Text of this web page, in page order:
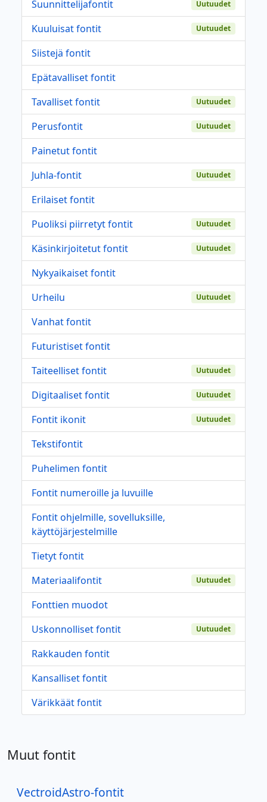
Suunnittelijafontit Uutuudet
Kuuluisat fontit Uutuudet
Siistejä fontit
Epätavalliset fontit
Tavalliset fontit
Uutuudet
Perusfontit Uutuudet
Painetut fontit
Juhla-fontit
Uutuudet
Erilaiset fontit
Puoliksi piirretyt fontit
Uutuudet
Käsinkirjoitetut fontit Uutuudet
Nykyaikaiset fontit
Urheilu
Uutuudet
Vanhat fontit
Futuristiset fontit
Taiteelliset fontit
Uutuudet
Digitaaliset fontit Uutuudet
Fontit ikonit Uutuudet
Tekstifontit
Puhelimen fontit
Fontit numeroille ja luvuille
Fontit ohjelmille, sovelluksille,
käyttöjärjestelmille
Tietyt fontit
Materiaalifontit
Uutuudet
Fonttien muodot
Uskonnolliset fontit
Uutuudet
Rakkauden fontit
Kansalliset fontit
Värikkäät fontit
Muut fontit
VectroidAstro-fontit